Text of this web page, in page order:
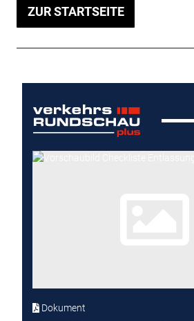
ZUR STARTSEITE
Dokument